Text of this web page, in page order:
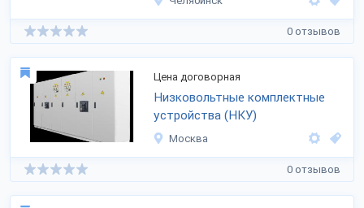
0 отзывов
Цена договорная
Низковольтные комплектные
устройства (НКУ)
Москва
0 отзывов